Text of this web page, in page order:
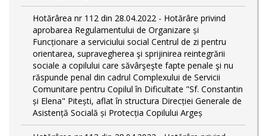
Hotărârea nr 112 din 28.04.2022 - Hotărâre privind
aprobarea Regulamentului de Organizare și
Funcționare a serviciului social Centrul de zi pentru
orientarea, supravegherea şi sprijinirea reintegrării
sociale a copilului care săvârşeşte fapte penale şi nu
răspunde penal din cadrul Complexului de Servicii
Comunitare pentru Copilul în Dificultate "Sf. Constantin
și Elena" Pitești, aflat în structura Direcției Generale de
Asistență Socială și Protecția Copilului Argeș